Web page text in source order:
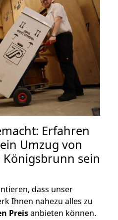
Erfahren
Umzug von
sein
dass unser
Ihnen nahezu alles zu
Preisanbieten können.